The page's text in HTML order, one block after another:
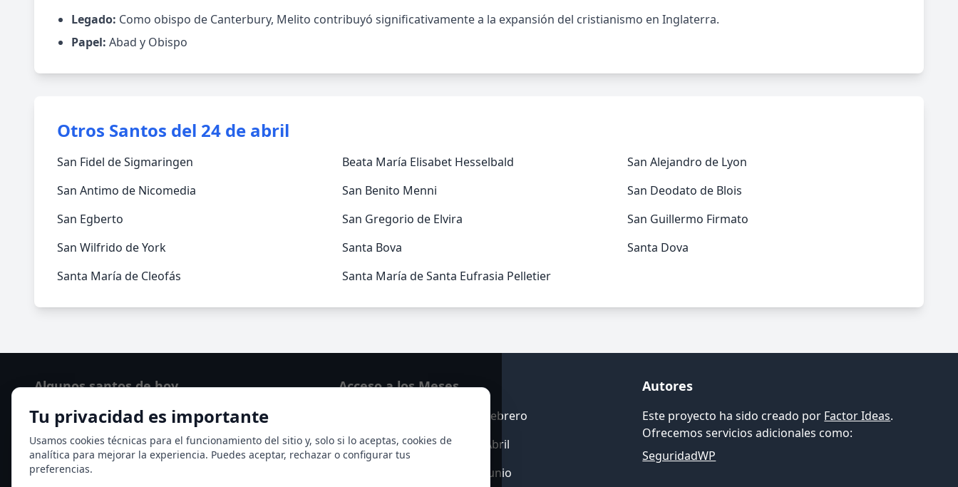
Legado: Como obispo de Canterbury, Melito contribuyó significativamente a la expansión del cristianismo en Inglaterra.
Papel: Abad y Obispo
Otros Santos del 24 de abril
San Fidel de Sigmaringen Beata María Elisabet Hesselbald
San Alejandro de Lyon
San Antimo de Nicomedia
San Benito Menni
San Deodato de Blois
San Egberto
San Gregorio de Elvira
San Guillermo Firmato
San Wilfrido de York
Santa Bova
Santa Dova
Santa María de Cleofás
Santa María de Santa Eufrasia Pelletier
Tu privacidad es importante
Usamos cookies técnicas para el funcionamiento del sitio y, solo si lo aceptas, cookies de
analítica para mejorar la experiencia. Puedes aceptar, rechazar o configurar tus
preferencias.
Algunos santos de hoy
Santo Domingo de Guzmán
Ver todos los santos de hoy
Acceso a los Meses
Febrero
Marzo
Abril
Junio
Autores
Este proyecto ha sido creado por Factor Ideas.
Ofrecemos servicios adicionales como:
SeguridadWP